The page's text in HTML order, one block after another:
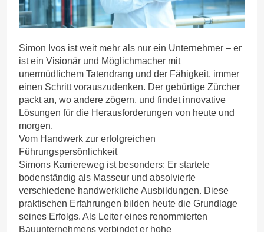
Simon Ivos ist weit mehr als nur ein Unternehmer – er
ist ein Visionär und Möglichmacher mit
unermüdlichem Tatendrang und der Fähigkeit, immer
einen Schritt vorauszudenken. Der gebürtige Zürcher
packt an, wo andere zögern, und findet innovative
Lösungen für die Herausforderungen von heute und
morgen.
Vom Handwerk zur erfolgreichen
Führungspersönlichkeit
Simons Karriereweg ist besonders: Er startete
bodenständig als Masseur und absolvierte
verschiedene handwerkliche Ausbildungen. Diese
praktischen Erfahrungen bilden heute die Grundlage
seines Erfolgs. Als Leiter eines renommierten
Bauunternehmens verbindet er hohe